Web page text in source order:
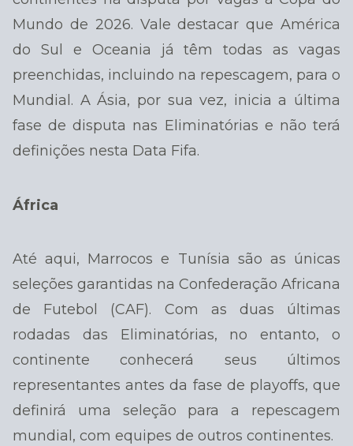
Mundo de 2026. Vale destacar que América
do Sul e Oceania já têm todas as vagas
preenchidas, incluindo na repescagem, para o
Mundial. A Ásia, por sua vez, inicia a última
fase de disputa nas Eliminatórias e não terá
definições nesta Data Fifa.
África
Até aqui, Marrocos e Tunísia são as únicas
seleções garantidas na Confederação Africana
de Futebol (CAF). Com as duas últimas
rodadas das Eliminatórias, no entanto, o
continente conhecerá seus últimos
representantes antes da fase de playoffs, que
definirá uma seleção para a repescagem
mundial, com equipes de outros continentes.